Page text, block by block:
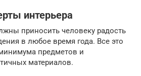
интерьера
приносить человеку радость
в любое время года. Все это
предметов и
материалов.